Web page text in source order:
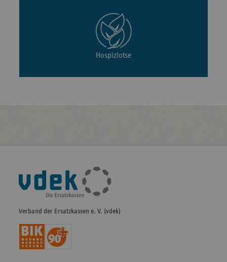
Hospizlotse
Fußleisten-
Navigation
Verband der Ersatzkassen e. V. (vdek)